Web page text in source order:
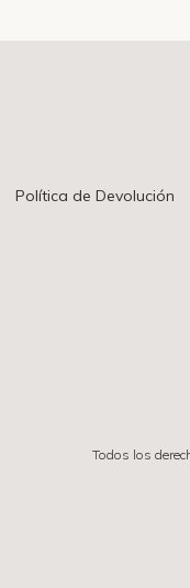
Política de Devolución
Todos los